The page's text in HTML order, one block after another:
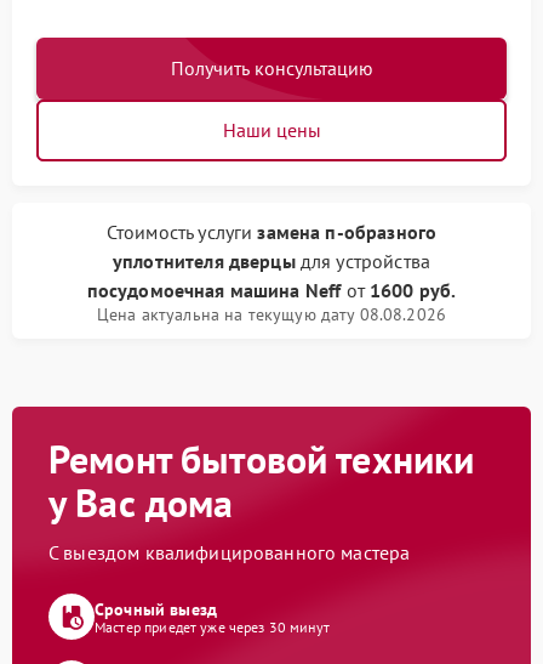
Получить консультацию
Наши цены
Стоимость услугизамена п-образного
уплотнителя дверцыдля устройства
посудомоечная машина Neffот 1600 руб.
Цена актуальна на текущую дату 08.08.2026
Ремонт бытовой техники
у Вас дома
С выездом квалифицированного мастера
Срочный выезд
Мастер приедет уже через 30 минут